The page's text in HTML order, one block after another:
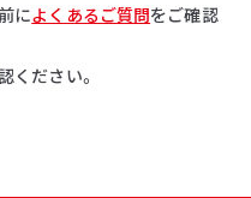
によくあるご質問をご確認
ください。